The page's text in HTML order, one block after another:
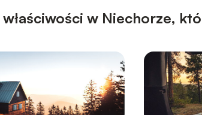
w Niechorze,